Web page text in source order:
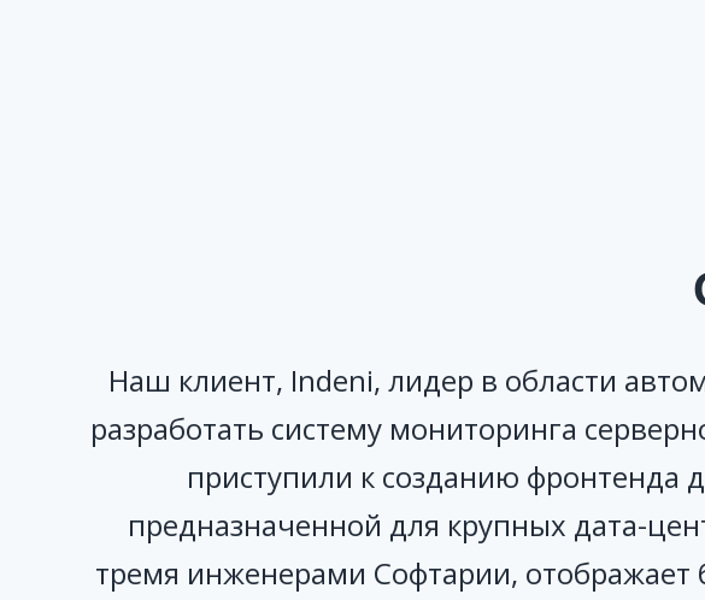
Наш клиент, Indeni, лидер в области
разработать систему мониторинга
приступили к созданию фронтенда
предназначенной для крупных дата-
тремя инженерами Софтарии,